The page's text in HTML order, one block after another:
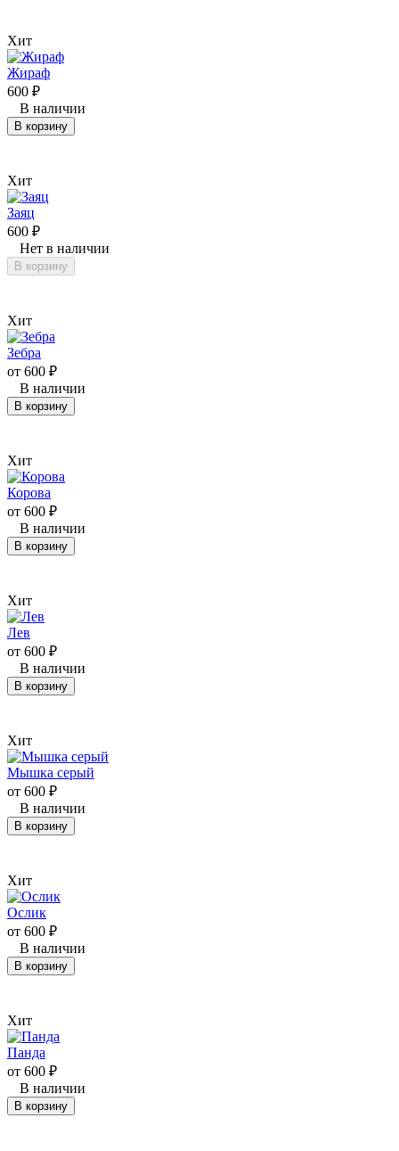
Хит
Жираф
600 ₽
В наличии
В корзину
Хит
Заяц
600 ₽
Нет в наличии
В корзину
Хит
Зебра
от 600 ₽
В наличии
В корзину
Хит
Корова
от 600 ₽
В наличии
В корзину
Хит
Лев
от 600 ₽
В наличии
В корзину
Хит
Мышка серый
от 600 ₽
В наличии
В корзину
Хит
Ослик
от 600 ₽
В наличии
В корзину
Хит
Панда
от 600 ₽
В наличии
В корзину